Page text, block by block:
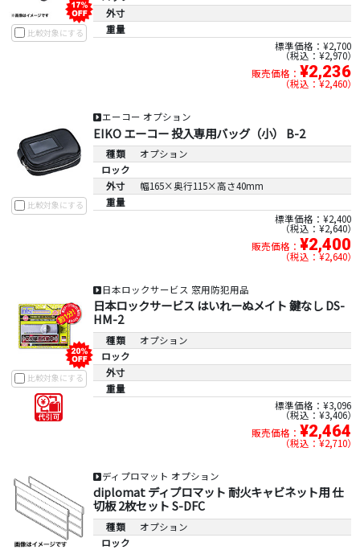
比較対象にする
外寸
重量
標準価格：¥2,700
税込：¥2,970
販売価格： ¥2,236
税込：¥2,460
比較対象にする
エーコー オプション
EIKO エーコー 投入専用バッグ（小） B-2
種類
オプション
ロック
外寸
幅165×奥行115×高さ40mm
重量
標準価格：¥2,400
税込：¥2,640
販売価格： ¥2,400
税込：¥2,640
比較対象にする
日本ロックサービス 窓用防犯用品
日本ロックサービス はいれーぬメイト 鍵なし DS-
HM-2
種類
オプション
ロック
外寸
重量
標準価格：¥3,096
税込：¥3,406
販売価格： ¥2,464
税込：¥2,710
ディプロマット オプション
diplomat ディプロマット 耐火キャビネット用 仕
切板 2枚セット S-DFC
種類
オプション
ロック